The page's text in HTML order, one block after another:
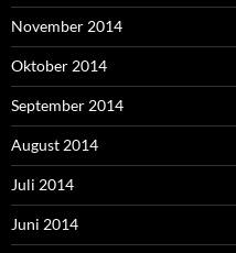
November 2014
Oktober 2014
September 2014
August 2014
Juli 2014
Juni 2014